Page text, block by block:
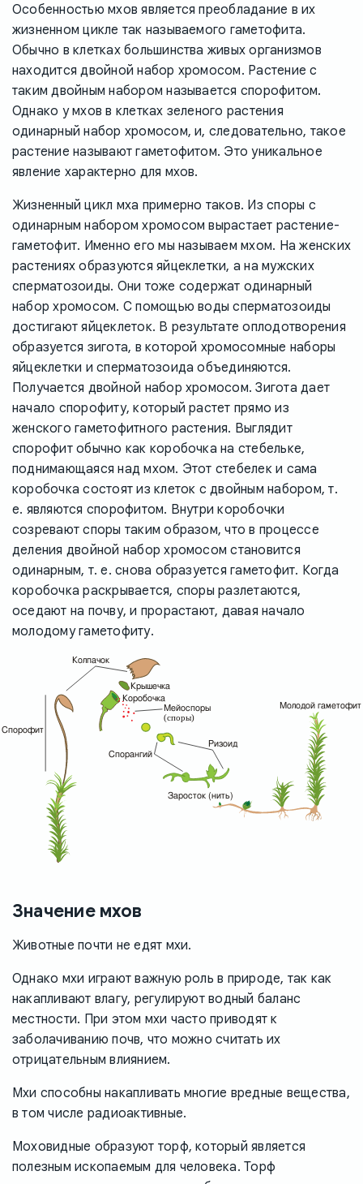
Особенностью мхов является преобладание в их
жизненном цикле так называемого гаметофита.
Обычно в клетках большинства живых организмов
находится двойной набор хромосом. Растение с
таким двойным набором называется спорофитом.
Однако у мхов в клетках зеленого растения
одинарный набор хромосом, и, следовательно, такое
растение называют гаметофитом. Это уникальное
явление характерно для мхов.
Жизненный цикл мха примерно таков. Из споры с
одинарным набором хромосом вырастает растение-
гаметофит. Именно его мы называем мхом. На женских
растениях образуются яйцеклетки, а на мужских
сперматозоиды. Они тоже содержат одинарный
набор хромосом. С помощью воды сперматозоиды
достигают яйцеклеток. В результате оплодотворения
образуется зигота, в которой хромосомные наборы
яйцеклетки и сперматозоида объединяются.
Получается двойной набор хромосом. Зигота дает
начало спорофиту, который растет прямо из
женского гаметофитного растения. Выглядит
спорофит обычно как коробочка на стебельке,
поднимающаяся над мхом. Этот стебелек и сама
коробочка состоят из клеток с двойным набором, т.
е. являются спорофитом. Внутри коробочки
созревают споры таким образом, что в процессе
деления двойной набор хромосом становится
одинарным, т. е. снова образуется гаметофит. Когда
коробочка раскрывается, споры разлетаются,
оседают на почву, и прорастают, давая начало
молодому гаметофиту.
Значение мхов
Животные почти не едят мхи.
Однако мхи играют важную роль в природе, так как
накапливают влагу, регулируют водный баланс
местности. При этом мхи часто приводят к
заболачиванию почв, что можно считать их
отрицательным влиянием.
Мхи способны накапливать многие вредные вещества,
в том числе радиоактивные.
Моховидные образуют торф, который является
полезным ископаемым для человека. Торф